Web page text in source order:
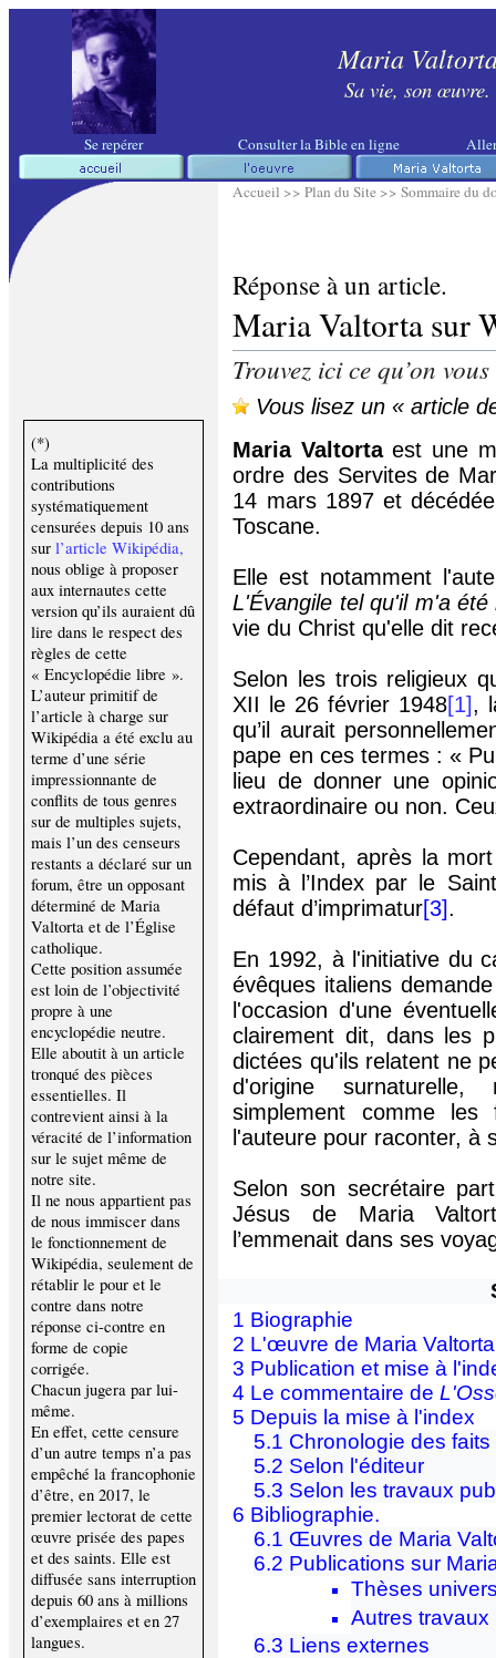
Maria
Sa vie, son œuvre.
Se repérer Consulter la Bible en ligne
Accueil >> Plan du Site >> Sommaire du
Réponse à un article.
Maria Valtorta sur
Trouvez ici ce qu’on
Vous lisez un « article
(*)
La multiplicité des
contributions
systématiquement
censurées depuis 10 ans
sur l’article Wikipédia,
nous oblige à proposer
aux internautes cette
version qu’ils auraient dû
lire dans le respect des
règles de cette
« Encyclopédie libre ».
L’auteur primitif de
l’article à charge sur
Wikipédia a été exclu au
terme d’une série
impressionnante de
conflits de tous genres
sur de multiples sujets,
mais l’un des censeurs
restants a déclaré sur un
forum, être un opposant
déterminé de Maria
Valtorta et de l’Église
catholique.
Cette position assumée
est loin de l’objectivité
propre à une
encyclopédie neutre.
Elle aboutit à un article
tronqué des pièces
essentielles. Il
contrevient ainsi à la
véracité de l’information
sur le sujet même de
notre site.
Il ne nous appartient pas
de nous immiscer dans
le fonctionnement de
Wikipédia, seulement de
rétablir le pour et le
contre dans notre
réponse ci-contre en
forme de copie
corrigée.
Chacun jugera par lui-
même.
En effet, cette censure
d’un autre temps n’a pas
empêché la francophonie
d’être, en 2017, le
premier lectorat de cette
œuvre prisée des papes
et des saints. Elle est
diffusée sans interruption
depuis 60 ans à millions
d’exemplaires et en 27
langues.
Maria Valtortaest une
ordre des Servites de
14 mars 1897 et
Toscane.
Elle est notamment
L'Évangile tel qu'il m'a été
vie du Christ qu'elle dit
Selon les trois religieux
XII le 26 février 1948[1],
qu’il aurait
pape en ces termes : «
lieu de donner une
extraordinaire ou non.
Cependant, après la
mis à l’Index par le
défaut d’imprimatur[3].
En 1992, à l'initiative du
évêques italiens
l'occasion d'une
clairement dit, dans les
dictées qu'ils relatent ne
d'origine
simplement comme
l'auteure pour raconter, à
Selon son secrétaire
Jésus de Maria
l’emmenait dans ses
1 Biographie
2 L'œuvre de Maria Valtorta
3 Publication et mise à
4 Le commentaire de
5 Depuis la mise à l'index
5.1 Chronologie des faits
5.2 Selon l'éditeur
5.3 Selon les travaux
6 Bibliographie.
6.1 Œuvres de Maria
6.2 Publications sur
Thèses
Autres travaux
6.3 Liens externes